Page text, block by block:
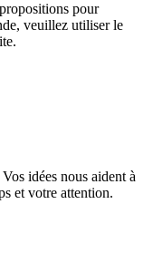
pour
veuillez utiliser le
idées nous aident à
et votre attention.